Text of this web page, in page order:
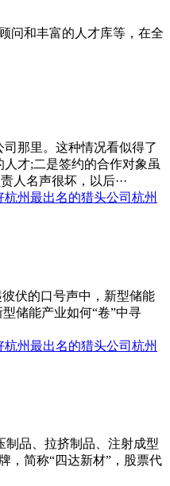
问和丰富的人才库等，在全
那里。这种情况看似得了
才;二是签约的合作对象虽
名声很坏，以后···
杭州最出名的猎头公司 杭州
伏的口号声中，新型储能
储能产业如何“卷”中寻
杭州最出名的猎头公司 杭州
制品、拉挤制品、注射成型
，简称“四达新材”，股票代